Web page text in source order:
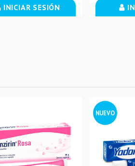
INICIAR SESIÓN
NUEVO